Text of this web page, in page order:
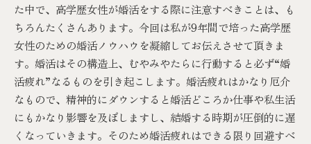
た中で、高学歴女性が婚活をする際に注意すべきことは、も
ちろんたくさんあります。今回は私が9年間で培った高学歴
女性のための婚活ノウハウを凝縮してお伝えさせて頂きま
す。婚活はその構造上、むやみやたらに行動すると必ず“婚
活疲れ”なるものを引き起こします。婚活疲れはかなり厄介
なもので、精神的にダウンすると婚活どころか仕事や私生活
にもかなり影響を及ぼしますし、結婚する時期が圧倒的に遅
くなっていきます。そのため婚活疲れはできる限り回避すべ